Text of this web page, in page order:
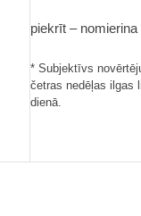
piekrīt – nomierina
* Subjektīvs
četras nedēļas ilgas
dienā.